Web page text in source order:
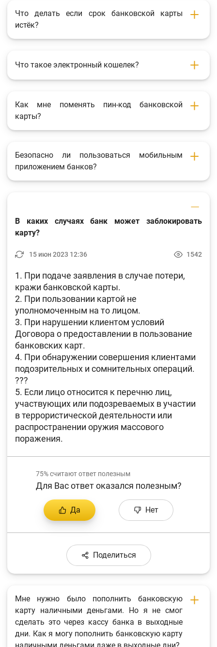
Что делать если срок банковской карты
истёк?
Что такое электронный кошелек?
Как мне поменять пин-код банковской
карты?
Безопасно ли пользоваться мобильным
приложением банков?
В каких случаях банк может заблокировать
карту?
15 июн 2023 12:36 1542
1. При подаче заявления в случае потери,
кражи банковской карты.
2. При пользовании картой не
уполномоченным на то лицом.
3. При нарушении клиентом условий
Договора о предоставлении в пользование
банковских карт.
4. При обнаружении совершения клиентами
подозрительных и сомнительных операций.
???
5. Если лицо относится к перечню лиц,
участвующих или подозреваемых в участии
в террористической деятельности или
распространении оружия массового
поражения.
75%считают ответ полезным
Для Вас ответ оказался полезным?
Да Нет
Поделиться
Мне нужно было пополнить банковскую
карту наличными деньгами. Но я не смог
сделать это через кассу банка в выходные
дни. Как я могу пополнить банковскую карту